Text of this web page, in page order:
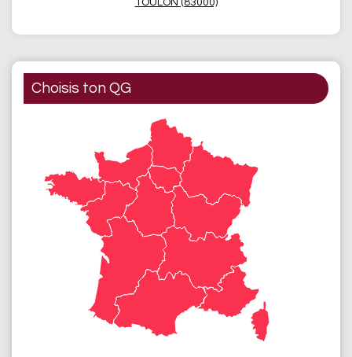
TOULON (83000)
Choisis ton QG